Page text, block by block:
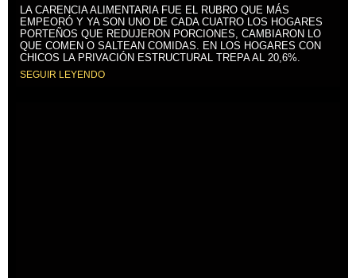
LA CARENCIA ALIMENTARIA FUE EL RUBRO QUE MÁS
EMPEORÓ Y YA SON UNO DE CADA CUATRO LOS HOGARES
PORTEÑOS QUE REDUJERON PORCIONES, CAMBIARON LO
QUE COMEN O SALTEAN COMIDAS. EN LOS HOGARES CON
CHICOS LA PRIVACIÓN ESTRUCTURAL TREPA AL 20,6%.
SEGUIR LEYENDO